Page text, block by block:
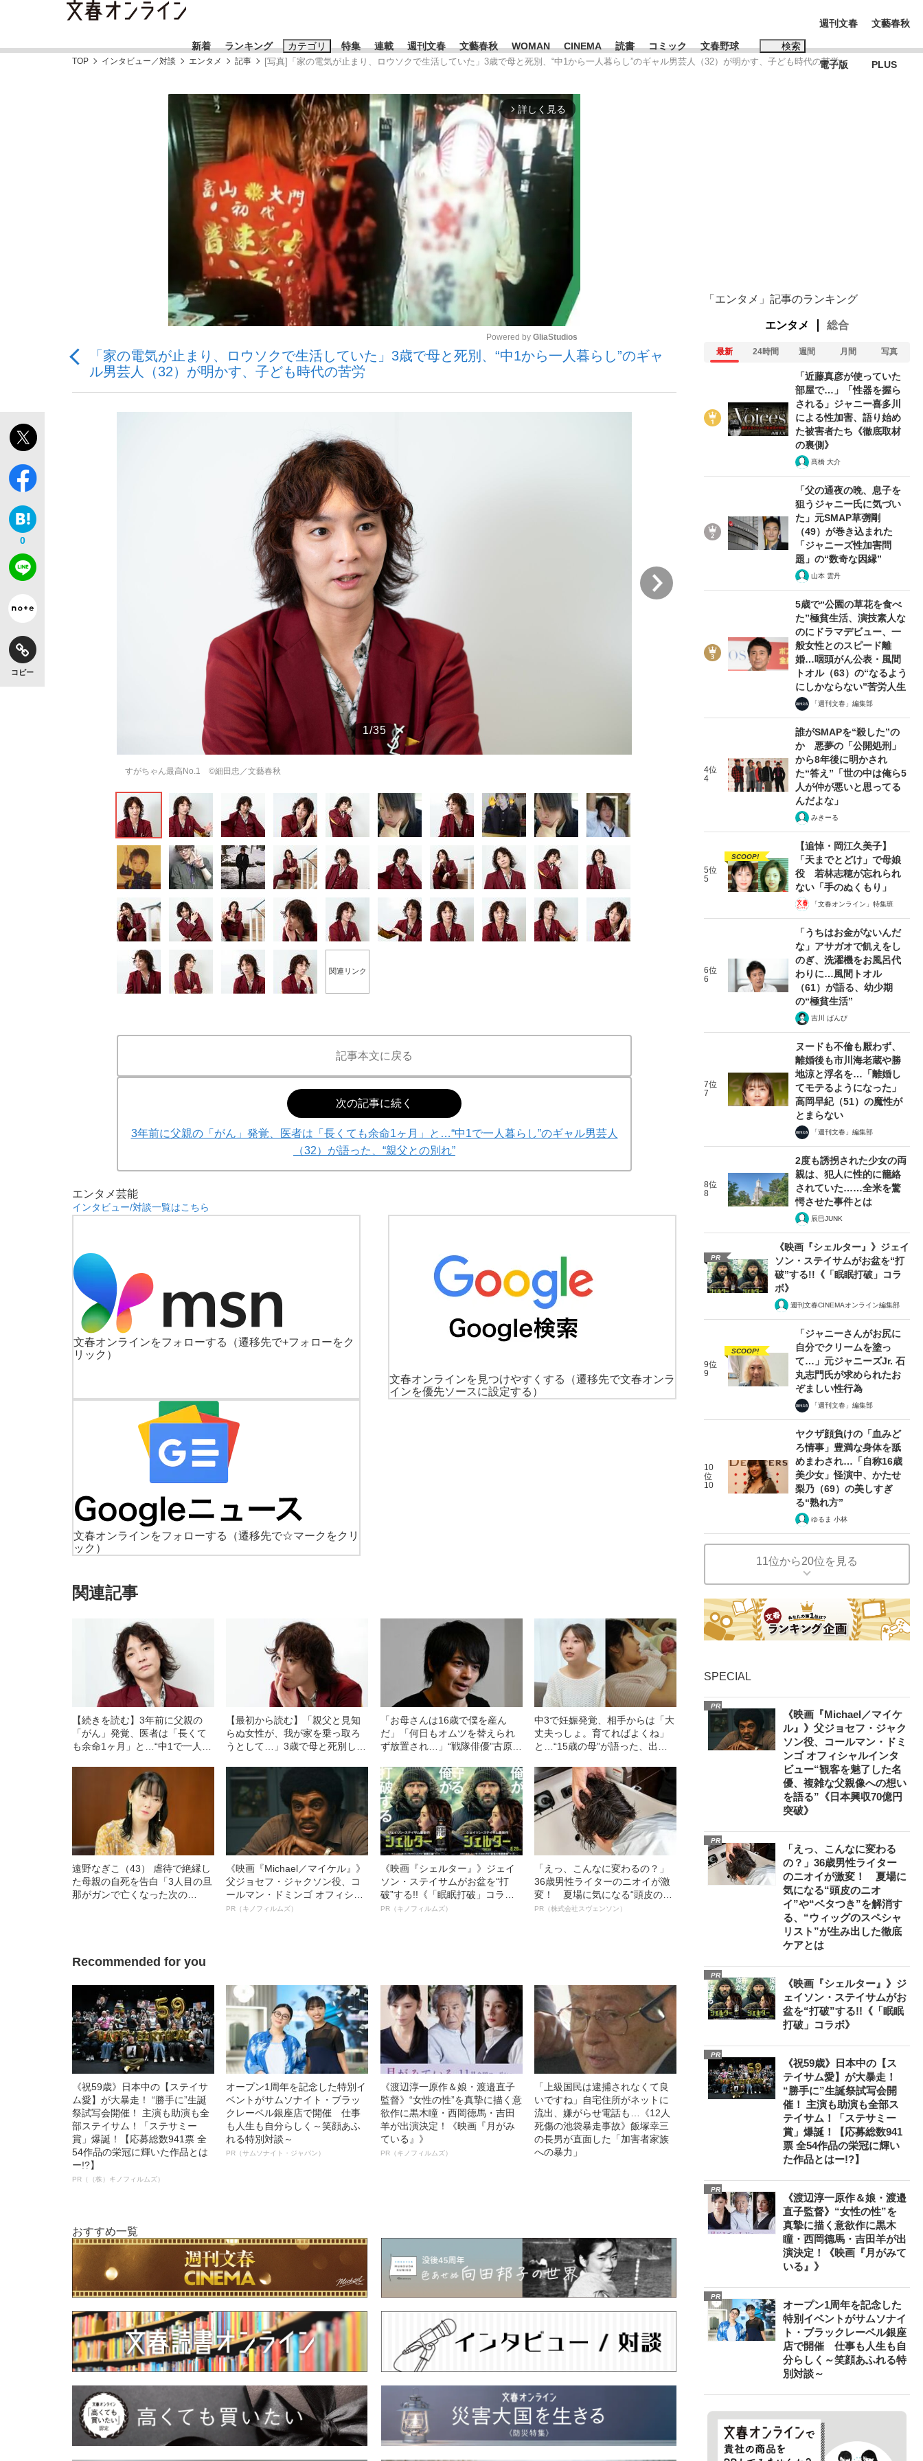
新着 ランキング カテゴリ
「90%は失敗する。でも…」本田圭佑が初めて明かした日本代表監督に... 「最悪の空気のまま解散」WBC日本代表“敗戦”の真実 選手が明かす...
「クマが悪者扱いされているのが悲しい」『北の国から』倉本聰氏（91...
「目標達成できなかったからと言って…」サッカー日本代表・森保一監督...
もっと見る
特集
観る将棋、読む将棋
いまさら聞けない資産運用のすべて
連載 週刊文春 文藝春秋 WOMAN CINEMA 読書 コミック 文春野球 検索
おすすめのキーワードタグ一覧
#三山凌輝 #高市早苗 #後藤真希 #森岡毅 #城彰二 #内田有紀
#玉木雄一郎
#亀和田武
週刊文春
電子版
文藝春秋
PLUS
TOP インタビュー／対談 エンタメ 記事 [写真]「家の電気が止まり、ロウソクで生活していた」3歳で母と死別、“中1から一人暮らし”のギャル男芸人（32）が明かす、子ども時代の苦労
arrow_forward_ios 詳しく見る
Powered by GliaStudios
「家の電気が止まり、ロウソクで生活していた」3歳で母と死別、“中1から一人暮らし”のギャ
ル男芸人（32）が明かす、子ども時代の苦労
0
コピー
1/35
すがちゃん最高No.1 ©細田忠／文藝春秋
関連リンク
記事本文に戻る
次の記事に続く
3年前に父親の「がん」発覚、医者は「長くても余命1ヶ月」と…“中1で一人暮らし”のギャル男芸人
（32）が語った、“親父との別れ”
エンタメ芸能
インタビュー/対談一覧はこちら
文春オンラインをフォローする
（遷移先で+フォローをク
リック）
文春オンラインを見つけやすくする
（遷移先で文春オンラ
インを優先ソースに設定する）
文春オンラインをフォローする
（遷移先で☆マークをクリ
ック）
関連記事
【続きを読む】3年前に父親の
「がん」発覚、医者は「長くて
も余命1ヶ月」と…“中1で一人暮
った、“親父との別れ”
【最初から読む】「親父と見知
らぬ女性が、我が家を乗っ取ろ
うとして…」3歳で母と死別した
ら一人暮らし”になったワケ
「お母さんは16歳で僕を産ん
だ」「何日もオムツを替えられ
ず放置され…」“戦隊俳優”古原靖
設に入った経緯
中3で妊娠発覚、相手からは「大
丈夫っしょ。育てればよくね」
と…“15歳の母”が語った、出産
遠野なぎこ（43） 虐待で絶縁し
た母親の自死を告白「3人目の旦
那がガンで亡くなった次の
《映画『Michael／マイケル』》
父ジョセフ・ジャクソン役、コ
ールマン・ドミンゴ オフィシャ
ルインタビュー“観客を魅了した
PR（キノフィルムズ）
《映画『シェルター』》ジェイ
ソン・ステイサムがお盆を“打
破”する!!《「眠眠打破」コラ
ボ》
PR（キノフィルムズ）
「えっ、こんなに変わるの？」
36歳男性ライターのニオイが激
変！ 夏場に気になる“頭皮のニ
オイ”や“ベタつき”を解消す
PR（株式会社スヴェンソン）
Recommended for you
《祝59歳》日本中の【ステイサ
ム愛】が大暴走！ “勝手に”生誕
祭試写会開催！ 主演も助演も全
部ステイサム！「ステサミー
賞」爆誕！【応募総数941票 全
54作品の栄冠に輝いた作品とは
ー!?】
PR（（株）キノフィルムズ）
オープン1周年を記念した特別イ
ベントがサムソナイト・ブラッ
クレーベル銀座店で開催 仕事
も人生も自分らしく～笑顔あふ
れる特別対談～
PR（サムソナイト・ジャパン）
《渡辺淳一原作＆娘・渡邉直子
監督》“女性の性”を真摯に描く意
欲作に黒木瞳・西岡德馬・吉田
羊が出演決定！《映画『月がみ
ている』》
PR（キノフィルムズ）
「上級国民は逮捕されなくて良
いですね」自宅住所がネットに
流出、嫌がらせ電話も…《12人
死傷の池袋暴走事故》飯塚幸三
の長男が直面した「加害者家族
への暴力」
おすすめ一覧
「エンタメ」記事のランキング
エンタメ 総合
最新 24時間 週間 月間 写真
「近藤真彦が使っていた
部屋で…」「性器を握ら
される」ジャニー喜多川
による性加害、語り始め
た被害者たち《徹底取材
の裏側》
髙橋 大介
「父の通夜の晩、息子を
狙うジャニー氏に気づい
た」元SMAP草彅剛
（49）が巻き込まれた
「ジャニーズ性加害問
題」の“数奇な因縁”
山本 雲丹
5歳で“公園の草花を食べ
た”極貧生活、演技素人な
のにドラマデビュー、一
般女性とのスピード離
婚…咽頭がん公表・風間
トオル（63）の“なるよう
にしかならない”苦労人生
「週刊文春」編集部
4位
4
誰がSMAPを“殺した”の
か 悪夢の「公開処刑」
から8年後に明かされ
た“答え”「世の中は俺ら5
人が仲が悪いと思ってる
んだよな」
みきーる
5位
5
SCOOP!
【追悼・岡江久美子】
「天までとどけ」で母娘
役 若林志穂が忘れられ
ない「手のぬくもり」
「文春オンライン」特集班
6位
6
「うちはお金がないんだ
な」アサガオで飢えをし
のぎ、洗濯機をお風呂代
わりに…風間トオル
（61）が語る、幼少期
の“極貧生活”
吉川 ばんび
7位
7
ヌードも不倫も厭わず、
離婚後も市川海老蔵や勝
地涼と浮名を…「離婚し
てモテるようになった」
高岡早紀（51）の魔性が
とまらない
「週刊文春」編集部
8位
8
2度も誘拐された少女の両
親は、犯人に性的に籠絡
されていた……全米を驚
愕させた事件とは
辰巳JUNK
PR
《映画『シェルター』》ジェイ
ソン・ステイサムがお盆を“打
破”する!!《「眠眠打破」コラ
ボ》
週刊文春CINEMAオンライン編集部
9位
9
SCOOP!
「ジャニーさんがお尻に
自分でクリームを塗っ
て…」元ジャニーズJr. 石
丸志門氏が求められたお
ぞましい性行為
「週刊文春」編集部
10
位
10
ヤクザ顔負けの「血みど
ろ情事」豊満な身体を舐
めまわされ…「自称16歳
美少女」怪演中、かたせ
梨乃（69）の美しすぎ
る“熟れ方”
ゆるま 小林
11位から20位を見る
SPECIAL
PR
《映画『Michael／マイケ
ル』》父ジョセフ・ジャク
ソン役、コールマン・ドミ
ンゴ オフィシャルインタ
ビュー“観客を魅了した名
優、複雑な父親像への想い
を語る”《日本興収70億円
突破》
PR
「えっ、こんなに変わる
の？」36歳男性ライター
のニオイが激変！ 夏場に
気になる“頭皮のニオ
イ”や“ベタつき”を解消す
る、“ウィッグのスペシャ
リスト”が生み出した徹底
ケアとは
PR
《映画『シェルター』》ジ
ェイソン・ステイサムがお
盆を“打破”する!!《「眠眠
打破」コラボ》
PR
《祝59歳》日本中の【ス
テイサム愛】が大暴走！
“勝手に”生誕祭試写会開
催！ 主演も助演も全部ス
テイサム！「ステサミー
賞」爆誕！【応募総数941
票 全54作品の栄冠に輝い
た作品とはー!?】
PR
《渡辺淳一原作＆娘・渡邉
直子監督》“女性の性”を
真摯に描く意欲作に黒木
瞳・西岡德馬・吉田羊が出
演決定！《映画『月がみて
いる』》
PR
オープン1周年を記念した
特別イベントがサムソナイ
ト・ブラックレーベル銀座
店で開催 仕事も人生も自
分らしく～笑顔あふれる特
別対談～